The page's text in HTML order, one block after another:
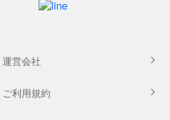
運営会社
ご利用規約